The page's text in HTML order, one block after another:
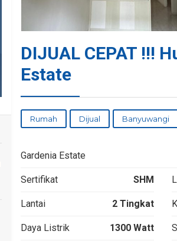
DIJUAL CEPAT !!!
Estate
Rumah Dijual Banyuwangi
Gardenia Estate
Sertifikat SHM
Lantai 2 Tingkat
Daya Listrik 1300 Watt